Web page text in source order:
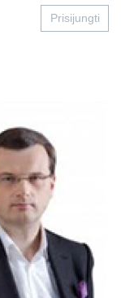
Prisijungti